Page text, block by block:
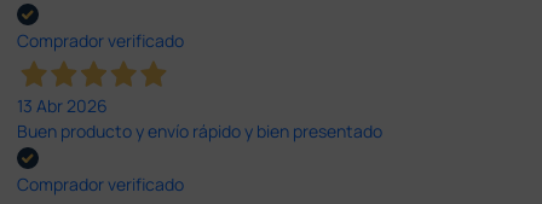
Comprador verificado
13 Abr 2026
Buen producto y envío rápido y bien presentado
Comprador verificado